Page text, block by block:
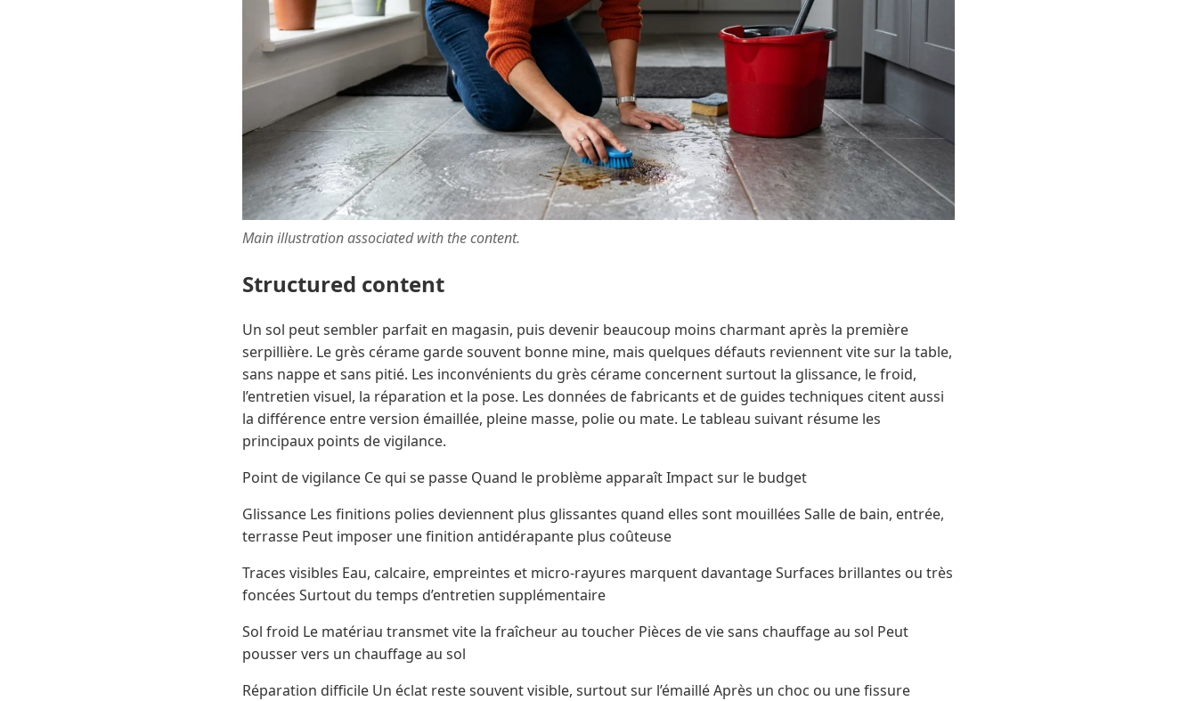
Main illustration associated with the content.
Structured content
Un sol peut sembler parfait en magasin, puis devenir beaucoup moins charmant après la première
serpillière. Le grès cérame garde souvent bonne mine, mais quelques défauts reviennent vite sur la table,
sans nappe et sans pitié. Les inconvénients du grès cérame concernent surtout la glissance, le froid,
l’entretien visuel, la réparation et la pose. Les données de fabricants et de guides techniques citent aussi
la différence entre version émaillée, pleine masse, polie ou mate. Le tableau suivant résume les
principaux points de vigilance.
Point de vigilance Ce qui se passe Quand le problème apparaît Impact sur le budget
Glissance Les finitions polies deviennent plus glissantes quand elles sont mouillées Salle de bain, entrée,
terrasse Peut imposer une finition antidérapante plus coûteuse
Traces visibles Eau, calcaire, empreintes et micro-rayures marquent davantage Surfaces brillantes ou très
foncées Surtout du temps d’entretien supplémentaire
Sol froid Le matériau transmet vite la fraîcheur au toucher Pièces de vie sans chauffage au sol Peut
pousser vers un chauffage au sol
Réparation difficile Un éclat reste souvent visible, surtout sur l’émaillé Après un choc ou une fissure